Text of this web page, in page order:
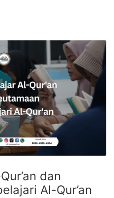
dan
Al-Qur’an